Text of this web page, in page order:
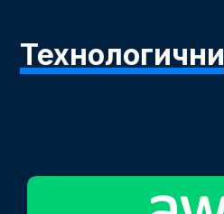
Технологични